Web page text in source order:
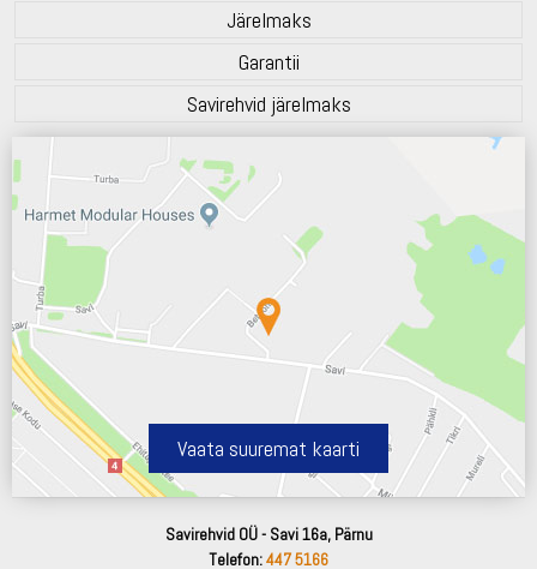
Järelmaks
Garantii
Savirehvid järelmaks
Vaata suuremat kaarti
Savirehvid OÜ - Savi 16a, Pärnu
Telefon:447 5166